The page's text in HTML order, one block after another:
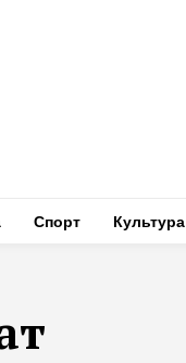
Спорт Культура